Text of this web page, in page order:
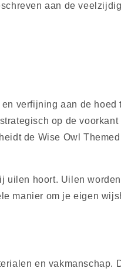
aan de
verfijning aan de hoed
op de voorkant
de Wise Owl
hoort. Uilen
manier om je eigen
en vakmanschap.